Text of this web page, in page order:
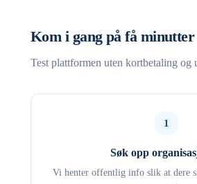
Kom i gang på få minutter
Test plattformen uten kortbetaling og
1
Søk opp
Vi henter offentlig info slik at dere